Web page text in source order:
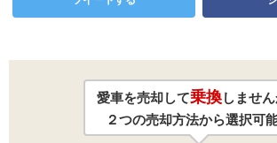
愛車を売却して乗換しません
２つの売却方法から選択可能